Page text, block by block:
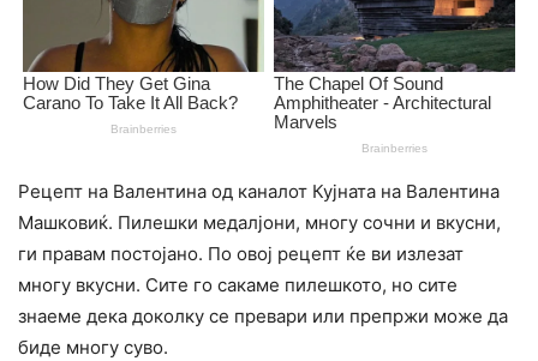
Рецепт на Валентина од каналот Кујната на Валентина
Машковиќ. Пилешки медалјони, многу сочни и вкусни,
ги правам постојано. По овој рецепт ќе ви излезат
многу вкусни. Сите го сакаме пилешкото, но сите
знаеме дека доколку се превари или препржи може да
биде многу суво.